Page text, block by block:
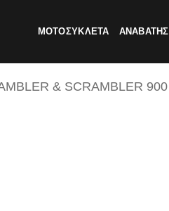
ΜΟΤΟΣΥΚΛΕΤΑ ΑΝΑΒΑΤΗΣ
& SCRAMBLER 900